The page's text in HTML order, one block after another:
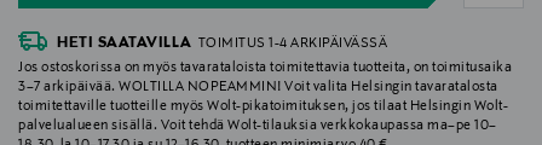
HETI SAATAVILLA
TOIMITUS 1-4 ARKIPÄIVÄSSÄ
Jos ostoskorissa on myös tavarataloista toimitettavia tuotteita, on toimitusaika
3–7 arkipäivää. WOLTILLA NOPEAMMIN! Voit valita Helsingin tavaratalosta
toimitettaville tuotteille myös Wolt-pikatoimituksen, jos tilaat Helsingin Wolt-
palvelualueen sisällä. Voit tehdä Wolt-tilauksia verkkokaupassa ma–pe 10–